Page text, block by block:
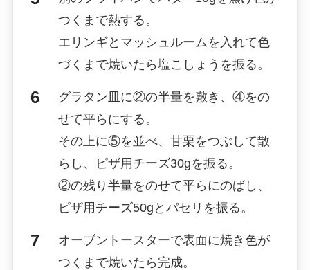
つくまで熱する。
エリンギとマッシュルームを入れて色
づくまで焼いたら塩こしょうを振る。
グラタン皿に②の半量を敷き、④をの
せて平らにする。
その上に⑤を並べ、甘栗をつぶして散
らし、ピザ用チーズ30gを振る。
②の残り半量をのせて平らにのばし、
ピザ用チーズ50gとパセリを振る。
オーブントースターで表面に焼き色が
つくまで焼いたら完成。